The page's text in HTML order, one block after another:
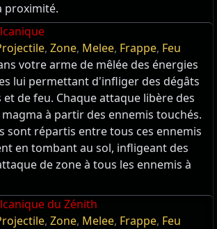
proximité.
, Zone, Melee, Frappe, Feu
votre arme de mêlée des énergies
lui permettant d'infliger des dégâts
et de feu. Chaque attaque libère des
à partir des ennemis touchés.
sont répartis entre tous ces ennemis
en tombant au sol, infligeant des
de zone à tous les ennemis à
du Zénith
, Zone, Melee, Frappe, Feu